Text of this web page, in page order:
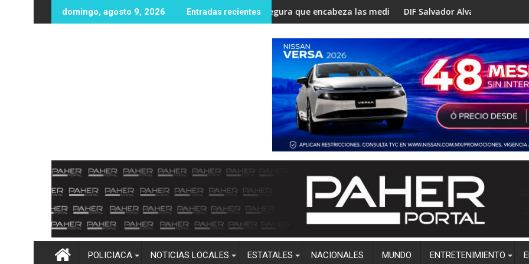
al
domingo, agosto 9, 2026 Entradas recientes
hasta la cintura! Más de 100 mm de lluvia inundan Elota y obligan a evacuar familias
Imelda Castro asegura que encabeza las mediciones rumbo a la coordinación estatal
DIF Salvador Alvarado lleva podología
POLICIACA NOTICIAS LOCALES ESTATALES NACIONALES MUNDO ENTRETENIMIENTO